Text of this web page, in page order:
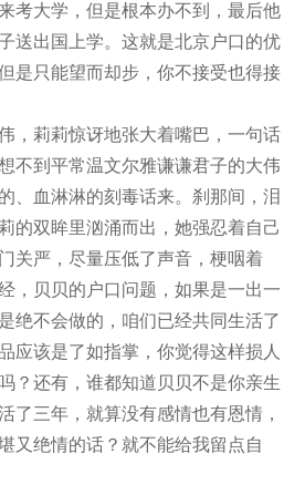
考大学，但是根本办不到，最后他
送出国上学。这就是北京户口的优
是只能望而却步，你不接受也得接
莉莉惊讶地张大着嘴巴，一句话
不到平常温文尔雅谦谦君子的大伟
、血淋淋的刻毒话来。刹那间，泪
的双眸里汹涌而出，她强忍着自己
关严，尽量压低了声音，梗咽着
，贝贝的户口问题，如果是一出一
绝不会做的，咱们已经共同生活了
应该是了如指掌，你觉得这样损人
？还有，谁都知道贝贝不是你亲生
了三年，就算没有感情也有恩情，
又绝情的话？就不能给我留点自